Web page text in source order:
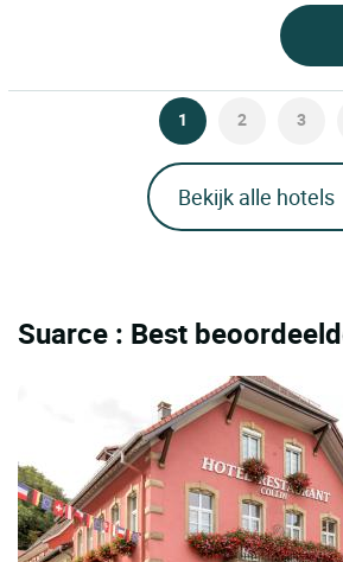
1 2 3
Bekijk alle hotels
Suarce : Best